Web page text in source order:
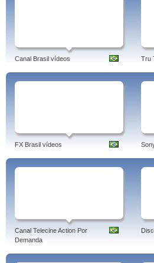
Canal Brasil vídeos Tru
FX Brasil vídeos
Canal Telecine Action Por
Demanda